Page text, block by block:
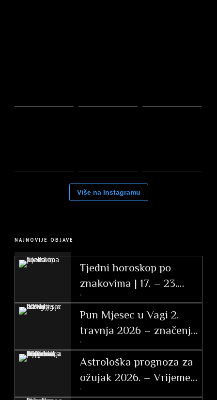
Više na Instagramu
NAJNOVIJE OBJAVE
Tjedni horoskop po
znakovima | 17. – 23.
svibnja 2026.
Pun Mjesec u Vagi 2.
travnja 2026 – značenje
po znakovima
Astrološka prognoza za
ožujak 2026. – Vrijeme
tranzicije, akcije i velikih